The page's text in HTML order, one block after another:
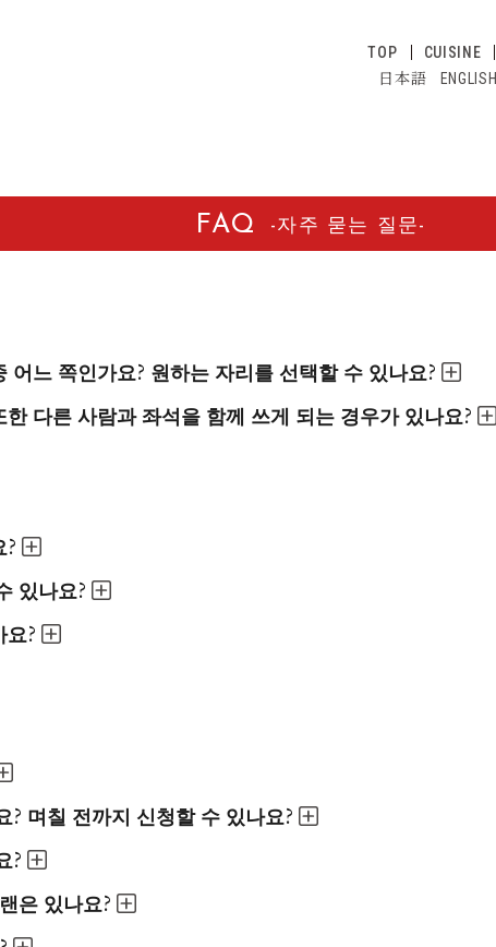
TOP CUISINE
ENGLISH
日本語
FAQ 자주 묻는 질문
어느 쪽인가요? 원하는 자리를 선택할 수 있나요?
다른 사람과 좌석을 함께 쓰게 되는 경우가 있나요?
있나요?
?
? 며칠 전까지 신청할 수 있나요?
?
은 있나요?